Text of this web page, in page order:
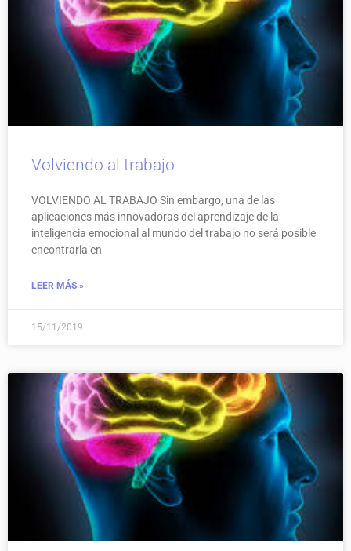
Volviendo al trabajo
VOLVIENDO AL TRABAJO Sin embargo, una de las
aplicaciones más innovadoras del aprendizaje de la
inteligencia emocional al mundo del trabajo no será posible
encontrarla en
LEER MÁS »
15/11/2019